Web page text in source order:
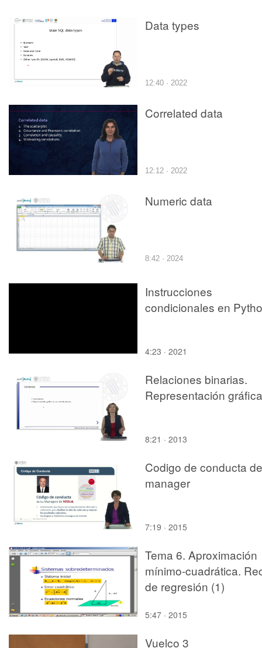
Data types
12:40 · 2022
Correlated data
12:12 · 2022
Numeric data
8:42 · 2024
Instrucciones
condicionales en
4:23 · 2021
Relaciones binarias.
Representación gráfica
8:21 · 2013
Codigo de conducta
manager
7:19 · 2015
Tema 6. Aproximación
mínimo-cuadrática.
de regresión (1)
5:47 · 2015
Vuelco 3